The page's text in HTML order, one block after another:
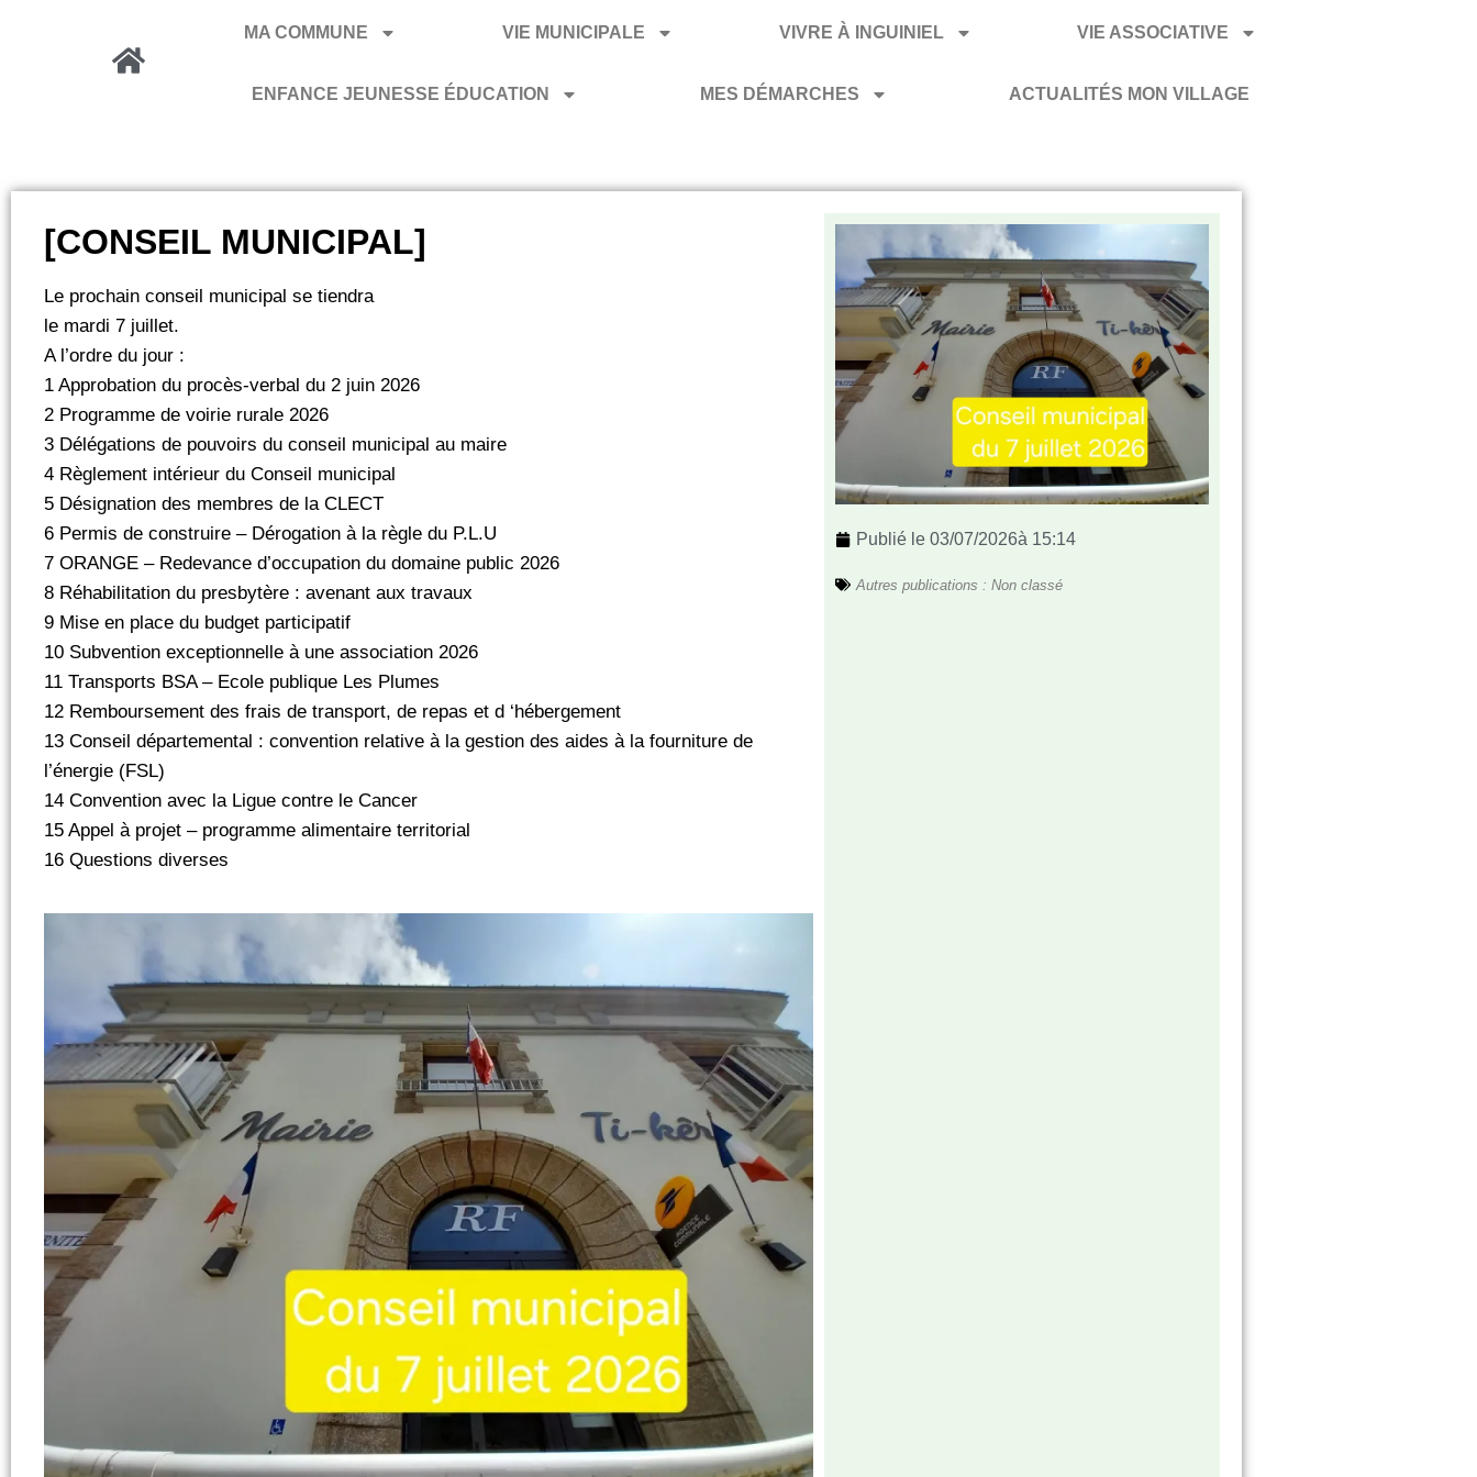
MA COMMUNE VIE MUNICIPALE VIVRE À INGUINIEL VIE ASSOCIATIVE
ENFANCE JEUNESSE ÉDUCATION MES DÉMARCHES ACTUALITÉS MON VILLAGE
[CONSEIL MUNICIPAL]
Le prochain conseil municipal se tiendra
️le mardi 7 juillet.
A l’ordre du jour :
1 Approbation du procès-verbal du 2 juin 2026
2 Programme de voirie rurale 2026
3 Délégations de pouvoirs du conseil municipal au maire
4 Règlement intérieur du Conseil municipal
5 Désignation des membres de la CLECT
6 Permis de construire – Dérogation à la règle du P.L.U
7 ORANGE – Redevance d’occupation du domaine public 2026
8 Réhabilitation du presbytère : avenant aux travaux
9 Mise en place du budget participatif
10 Subvention exceptionnelle à une association 2026
11 Transports BSA – Ecole publique Les Plumes
12 Remboursement des frais de transport, de repas et d ‘hébergement
13 Conseil départemental : convention relative à la gestion des aides à la fourniture de
l’énergie (FSL)
14 Convention avec la Ligue contre le Cancer
15 Appel à projet – programme alimentaire territorial
16 Questions diverses
Publié le 03/07/2026à 15:14
Autres publications : Non classé